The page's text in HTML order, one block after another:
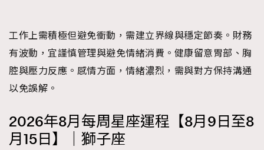
工作上需積極但避免衝動，需建立界線與穩定節奏。財務
有波動，宜謹慎管理與避免情緒消費。健康留意胃部、胸
腔與壓力反應。感情方面，情緒濃烈，需與對方保持溝通
以免誤解。
2026年8月每周星座運程【8月9日至8
月15日】｜獅子座